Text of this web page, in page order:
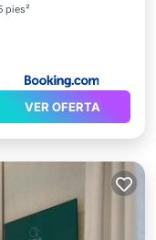
pies²
VER OFERTA